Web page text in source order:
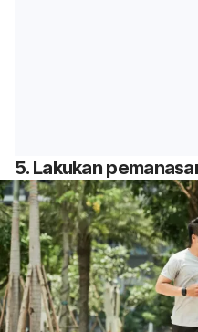
5. Lakukan